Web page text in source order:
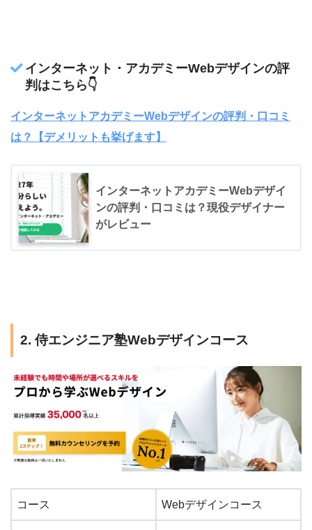
インターネット・アカデミーWebデザインの評
判はこちら👇
インターネットアカデミーWebデザインの評判・口コミ
は？【デメリットも挙げます】
インターネットアカデミーWebデザイ
ンの評判・口コミは？現役デザイナー
がレビュー
2. 侍エンジニア塾Webデザインコース
コース Webデザインコース